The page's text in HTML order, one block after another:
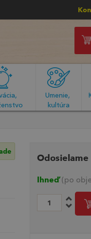
Umenie,
kultúra
Odosielame
Ihneď(po